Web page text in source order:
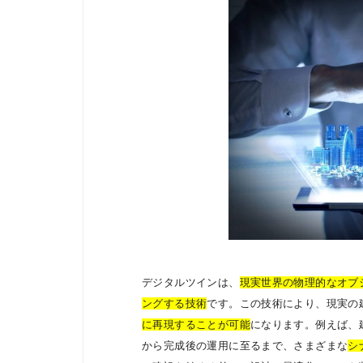
デジタルツインは、 現実世界の物理的なオ
ングする技術です。この技術により、現実
に再現することが可能になります。例えば
から完成後の運用に至るまで、さまざまなシ